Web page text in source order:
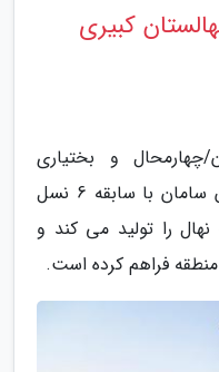
کبیری
چهارمحال و بختیاری
نهالستان 120 هکتاری در شهرستان سامان با سابقه 6 نسل
مختلف نهال را تولید می کند و
منطقه فراهم کرده است.